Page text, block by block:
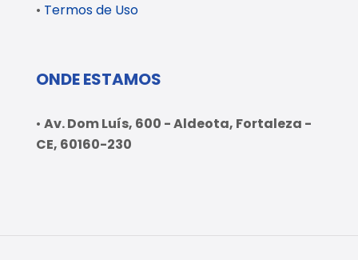
• Termos de Uso
ONDE ESTAMOS
• Av. Dom Luís, 600 - Aldeota, Fortaleza -
CE, 60160-230